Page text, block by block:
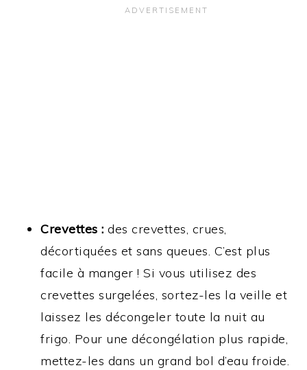
Crevettes : des crevettes, crues,
décortiquées et sans queues. C’est plus
facile à manger ! Si vous utilisez des
crevettes surgelées, sortez-les la veille et
laissez les décongeler toute la nuit au
frigo. Pour une décongélation plus rapide,
mettez-les dans un grand bol d’eau froide.